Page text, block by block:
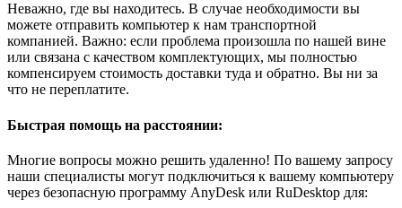
Неважно, где вы находитесь. В случае необходимости вы
можете отправить компьютер к нам транспортной
компанией. Важно: если проблема произошла по нашей вине
или связана с качеством комплектующих, мы полностью
компенсируем стоимость доставки туда и обратно. Вы ни за
что не переплатите.
Быстрая помощь на расстоянии:
Многие вопросы можно решить удаленно! По вашему запросу
наши специалисты могут подключиться к вашему компьютеру
через безопасную программу AnyDesk или RuDesktop для: